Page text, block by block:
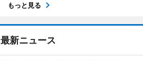
もっと見る
最新ニュース